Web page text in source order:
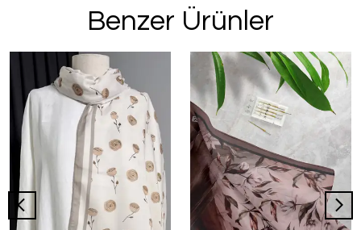
Benzer Ürünler